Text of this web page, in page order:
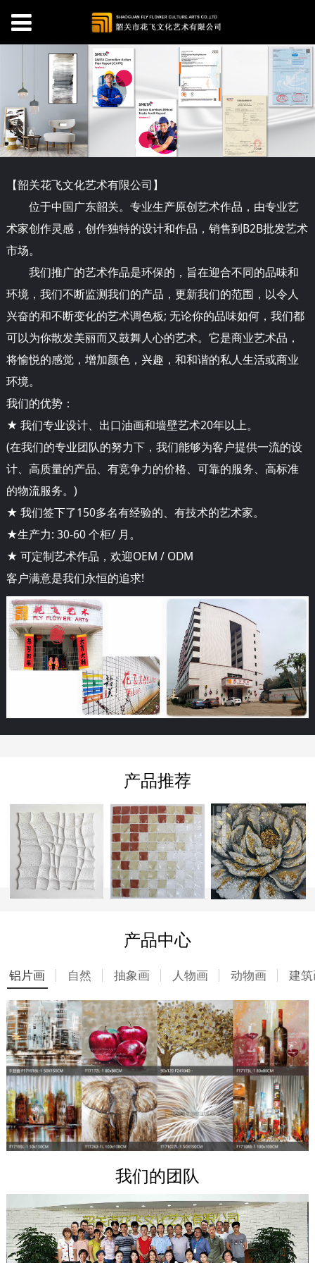
【韶关花飞文化艺术有限公司】
位于中国广东韶关。专业生产原创艺术作品，由专业艺
术家创作灵感，创作独特的设计和作品，销售到B2B批发艺术
市场。
我们推广的艺术作品是环保的，旨在迎合不同的品味和
环境，我们不断监测我们的产品，更新我们的范围，以令人
兴奋的和不断变化的艺术调色板; 无论你的品味如何，我们都
可以为你散发美丽而又鼓舞人心的艺术。它是商业艺术品，
将愉悦的感觉，增加颜色，兴趣，和和谐的私人生活或商业
环境。
我们的优势：
★ 我们专业设计、出口油画和墙壁艺术20年以上。
(在我们的专业团队的努力下，我们能够为客户提供一流的设
计、高质量的产品、有竞争力的价格、可靠的服务、高标准
的物流服务。)
★ 我们签下了150多名有经验的、有技术的艺术家。
★生产力: 30-60 个柜/ 月。
★ 可定制艺术作品，欢迎OEM / ODM
客户满意是我们永恒的追求!
产品推荐
产品中心
铝片画 自然 抽象画 人物画 动物画 建
我们的团队